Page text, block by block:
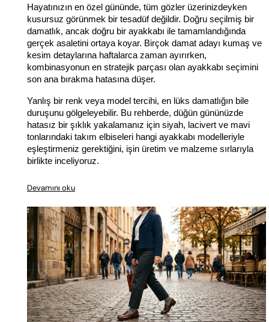
Hayatınızın en özel gününde, tüm gözler üzerinizdeyken
kusursuz görünmek bir tesadüf değildir. Doğru seçilmiş bir
damatlık, ancak doğru bir ayakkabı ile tamamlandığında
gerçek asaletini ortaya koyar. Birçok damat adayı kumaş ve
kesim detaylarına haftalarca zaman ayırırken,
kombinasyonun en stratejik parçası olan ayakkabı seçimini
son ana bırakma hatasına düşer.
Yanlış bir renk veya model tercihi, en lüks damatlığın bile
duruşunu gölgeleyebilir. Bu rehberde, düğün gününüzde
hatasız bir şıklık yakalamanız için siyah, lacivert ve mavi
tonlarındaki takım elbiseleri hangi ayakkabı modelleriyle
eşleştirmeniz gerektiğini, işin üretim ve malzeme sırlarıyla
birlikte inceliyoruz.
Devamını oku